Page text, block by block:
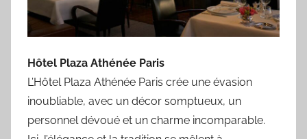
Hôtel Plaza Athénée Paris
L’Hôtel Plaza Athénée Paris crée une évasion
inoubliable, avec un décor somptueux, un
personnel dévoué et un charme incomparable.